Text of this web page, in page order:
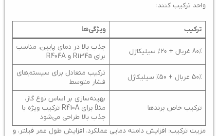
واحد ترکیب کنند:
ترکیب ویژگی‌ها
80% غربال + 20% سیلیکاژل
جذب بالا در دمای پایین، مناسب
برای R134a و R404A
50% غربال + 50% سیلیکاژل
ترکیب متعادل برای سیستم‌های
فشار متوسط
ترکیب خاص برندها
بهینه‌سازی بر اساس نوع گاز،
مثلاً برای R410A ترکیب ویژه با
جذب بالا طراحی می‌شود
مزیت ترکیب: افزایش دامنه دمایی عملکرد، افزایش طول عمر فیلتر، و